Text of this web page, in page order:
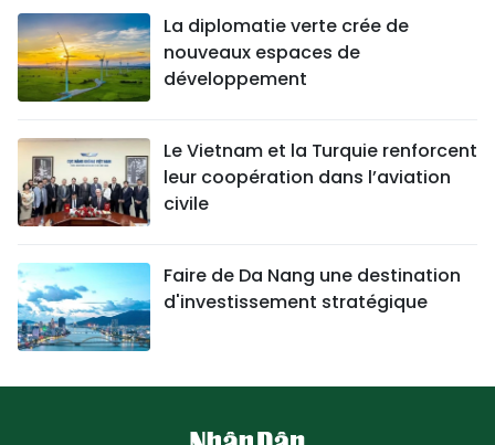
La diplomatie verte crée de
nouveaux espaces de
développement
Le Vietnam et la Turquie renforcent
leur coopération dans l’aviation
civile
Faire de Da Nang une destination
d'investissement stratégique